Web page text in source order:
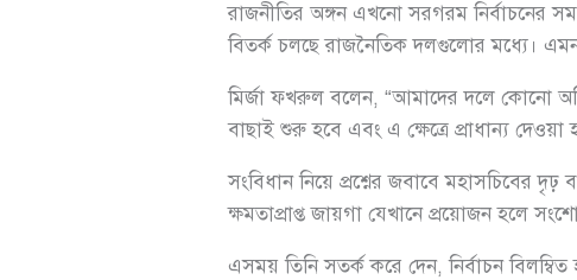
রাজনীতির অঙ্গন এখনো সরগরম নির্বাচনের
বিতর্ক চলছে রাজনৈতিক দলগুলোর মধ্যে। এমন
মির্জা ফখরুল বলেন, “আমাদের দলে কোনো
বাছাই শুরু হবে এবং এ ক্ষেত্রে প্রাধান্য
সংবিধান নিয়ে প্রশ্নের জবাবে মহাসচিবের
ক্ষমতাপ্রাপ্ত জায়গা যেখানে প্রয়োজন হলে
এসময় তিনি সতর্ক করে দেন, নির্বাচন